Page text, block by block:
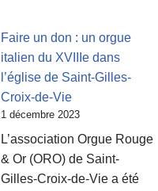
Faire un don : un orgue
italien du XVIIIe dans
l’église de Saint-Gilles-
Croix-de-Vie
1 décembre 2023
L’association Orgue Rouge
& Or (ORO) de Saint-
Gilles-Croix-de-Vie a été